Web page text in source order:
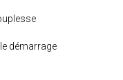
démarrage